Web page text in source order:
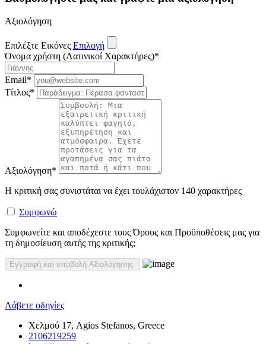
Αξιολόγηση
Επιλέξτε Εικόνες Επιλογή
Όνομα χρήστη (Λατινικοί Χαρακτήρες)*
Email*
Τίτλος*
Αξιολόγηση*
Η κριτική σας συνιστάται να έχει τουλάχιστον 140 χαρακτήρες
Συμφωνώ
Συμφωνείτε και αποδέχεστε τους Όρους και Προϋποθέσεις μας για
τη δημοσίευση αυτής της κριτικής;
Λάβετε οδηγίες
Χελμού 17, Agios Stefanos, Greece
2106219259